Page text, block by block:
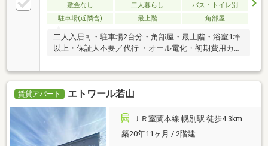
敷金なし 二人暮らし
バス・トイレ別
駐車場(近隣含)
最上階 角部屋
二人入居可・駐車場2台分・角部屋・最上階・浴室1坪
以上・保証人不要／代行 ・オール電化・初期費用カー
ド決済可
賃貸アパート エトワール若山
ＪＲ室蘭本線 幌別駅 徒歩4.3km
築20年11ヶ月 / 2階建